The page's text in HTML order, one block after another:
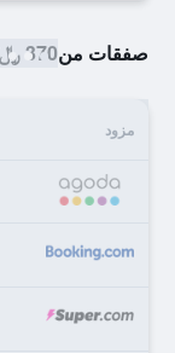
صفقات من370 ﷼
مزود